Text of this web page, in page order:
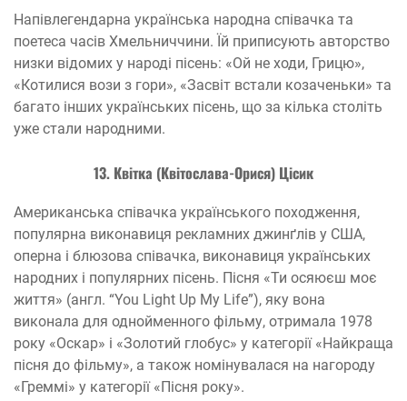
Напівлегендарна українська народна співачка та
поетеса часів Хмельниччини. Їй приписують авторство
низки відомих у народі пісень: «Ой не ходи, Грицю»,
«Котилися вози з гори», «Засвіт встали козаченьки» та
багато інших українських пісень, що за кілька століть
уже стали народними.
13. Квітка (Квітослава-Орися) Цісик
Американська співачка українського походження,
популярна виконавиця рекламних джинґлів у США,
оперна і блюзова співачка, виконавиця українських
народних і популярних пісень. Пісня «Ти осяюєш моє
життя» (англ. “You Light Up My Life”), яку вона
виконала для однойменного фільму, отримала 1978
року «Оскар» і «Золотий глобус» у категорії «Найкраща
пісня до фільму», а також номінувалася на нагороду
«Греммі» у категорії «Пісня року».